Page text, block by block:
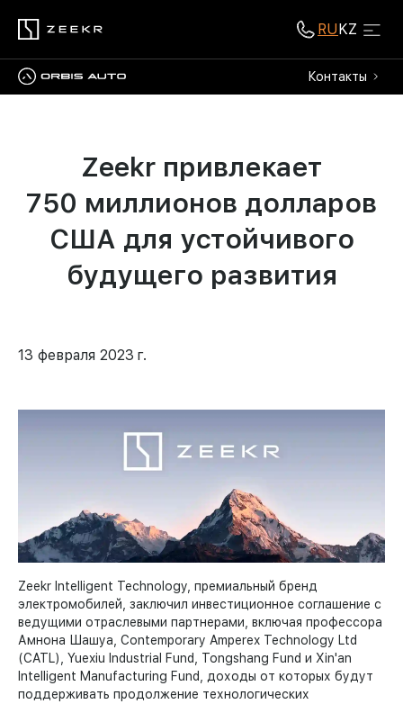
RUKZ
Контакты
Zeekr привлекает
750 миллионов долларов
США для устойчивого
будущего развития
13 февраля 2023 г.
Zeekr Intelligent Technology, премиальный бренд
электромобилей, заключил инвестиционное соглашение с
ведущими отраслевыми партнерами, включая профессора
Амнона Шашуа, Contemporary Amperex Technology Ltd
(CATL), Yuexiu Industrial Fund, Tongshang Fund и Xin'an
Intelligent Manufacturing Fund, доходы от которых будут
поддерживать продолжение технологических